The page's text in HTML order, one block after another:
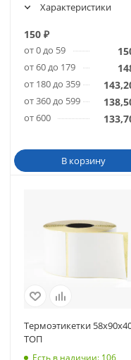
Характеристики
150 ₽
от 0 до 59
от 60 до 179
от 180 до 359
от 360 до 599
от 600
В корзину
Термоэтикетки
ТОП
Есть в наличии: 106